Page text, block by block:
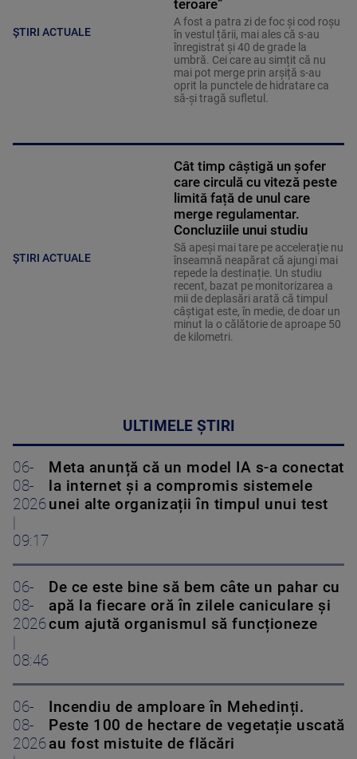
ȘTIRI ACTUALE
teroare”
A fost a patra zi de foc și cod roșu
în vestul țării, mai ales că s-au
înregistrat și 40 de grade la
umbră. Cei care au simțit că nu
mai pot merge prin arșiță s-au
oprit la punctele de hidratare ca
să-și tragă sufletul.
ȘTIRI ACTUALE
Cât timp câștigă un șofer
care circulă cu viteză peste
limită față de unul care
merge regulamentar.
Concluziile unui studiu
Să apeși mai tare pe accelerație nu
înseamnă neapărat că ajungi mai
repede la destinație. Un studiu
recent, bazat pe monitorizarea a
mii de deplasări arată că timpul
câștigat este, în medie, de doar un
minut la o călătorie de aproape 50
de kilometri.
ULTIMELE ȘTIRI
06-
08-
2026
09:17
Meta anunță că un model IA s-a conectat
la internet și a compromis sistemele
unei alte organizații în timpul unui test
06-
08-
2026
08:46
De ce este bine să bem câte un pahar cu
apă la fiecare oră în zilele caniculare și
cum ajută organismul să funcționeze
06-
08-
2026
Incendiu de amploare în Mehedinți.
Peste 100 de hectare de vegetație uscată
au fost mistuite de flăcări